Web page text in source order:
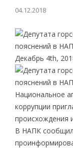
04.12.2018
Декабрь 4th,
Национальное
коррупции
происхождения
В НАПК